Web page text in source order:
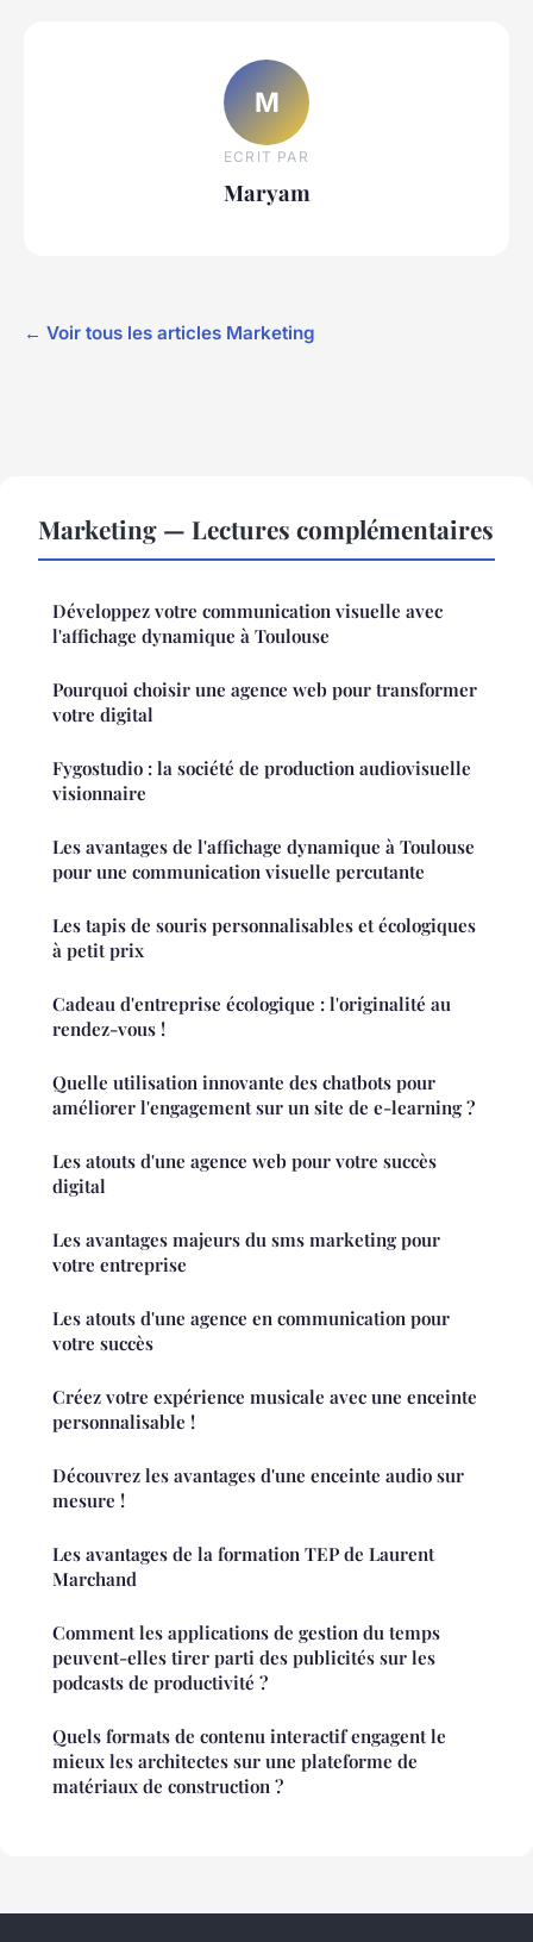
M
ECRIT PAR
Maryam
← Voir tous les articles Marketing
Marketing — Lectures complémentaires
Développez votre communication visuelle avec
l'affichage dynamique à Toulouse
Pourquoi choisir une agence web pour transformer
votre digital
Fygostudio : la société de production audiovisuelle
visionnaire
Les avantages de l'affichage dynamique à Toulouse
pour une communication visuelle percutante
Les tapis de souris personnalisables et écologiques
à petit prix
Cadeau d'entreprise écologique : l'originalité au
rendez-vous !
Quelle utilisation innovante des chatbots pour
améliorer l'engagement sur un site de e-learning ?
Les atouts d'une agence web pour votre succès
digital
Les avantages majeurs du sms marketing pour
votre entreprise
Les atouts d'une agence en communication pour
votre succès
Créez votre expérience musicale avec une enceinte
personnalisable !
Découvrez les avantages d'une enceinte audio sur
mesure !
Les avantages de la formation TEP de Laurent
Marchand
Comment les applications de gestion du temps
peuvent-elles tirer parti des publicités sur les
podcasts de productivité ?
Quels formats de contenu interactif engagent le
mieux les architectes sur une plateforme de
matériaux de construction ?